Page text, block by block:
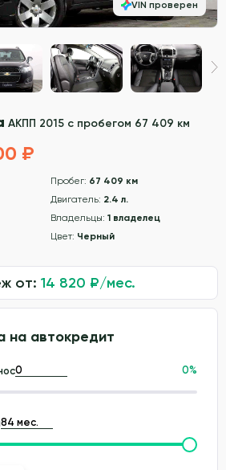
АКПП 2015 с пробегом 67 409 км
₽
Пробег: 67 409 км
Двигатель: 2.4 л.
Владельцы: 1 владелец
Цвет: Черный
от: 14 820 ₽/мес.
на автокредит
0%
VIN проверен